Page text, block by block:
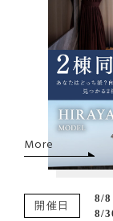
More
開催日
8/8
8/